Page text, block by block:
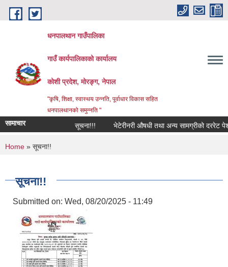
Skip to main content
धनपालथान गाउँपालिका
गाउँ कार्यपालिकाको कार्यालय
कोशी प्रदेश, मोरङ्ग, नेपाल
"कृषि, शिक्षा, स्वास्थय उन्नति, पूर्वाधार विकास सहित
धनपालथानको समुन्नति "
सामाचार सूचना!!! भेटेरीनरी औषधी तथा अन्य सामग्रीको दररेट
You are here
Home » सूचना!!
सूचना!!
Submitted on: Wed, 08/20/2025 - 11:49